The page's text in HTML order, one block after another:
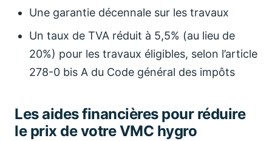
Une garantie décennale sur les travaux
Un taux de TVA réduit à 5,5% (au lieu de
20%) pour les travaux éligibles, selon l’article
278-0 bis A du Code général des impôts
Les aides financières pour réduire
le prix de votre VMC hygro